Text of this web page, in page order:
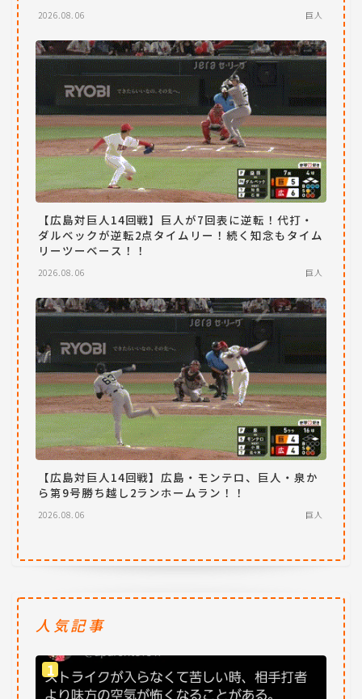
2026.08.06 巨人
【広島対巨人14回戦】巨人が7回表に逆転！代打・
ダルベックが逆転2点タイムリー！続く知念もタイム
リーツーベース！！
2026.08.06 巨人
【広島対巨人14回戦】広島・モンテロ、巨人・泉か
ら第9号勝ち越し2ランホームラン！！
2026.08.06 巨人
人気記事